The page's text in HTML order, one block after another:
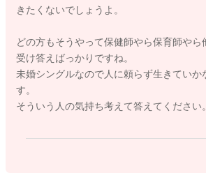
きたくないでしょうよ。
どの方もそうやって保健師やら保育師やら
受け答えばっかりですね。
未婚シングルなので人に頼らず生きていか
す。
そういう人の気持ち考えて答えてください。